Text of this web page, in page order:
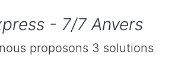
- 7/7 Anvers
proposons 3 solutions